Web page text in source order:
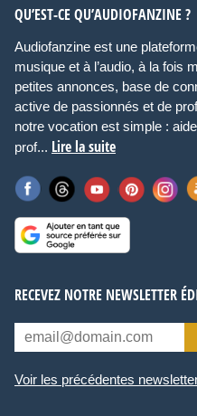
QU’EST-CE QU’AUDIOFANZINE ?
Audiofanzine est une
musique et à l’audio, à la fois
petites annonces, base de
active de passionnés et de
notre vocation est simple :
prof... Lire la suite
RECEVEZ NOTRE NEWSLETTER
Voir les précédentes